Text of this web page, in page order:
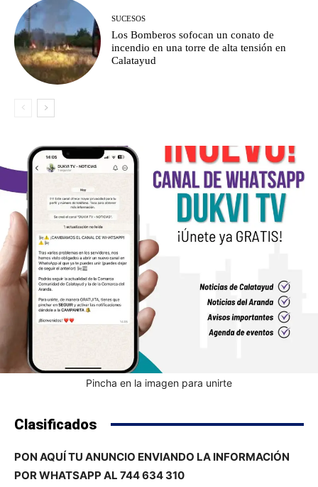
SUCESOS
Los Bomberos sofocan un conato de
incendio en una torre de alta tensión en
Calatayud
Pincha en la imagen para unirte
Clasificados
PON AQUÍ TU ANUNCIO ENVIANDO LA INFORMACIÓN
POR WHATSAPP AL 744 634 310